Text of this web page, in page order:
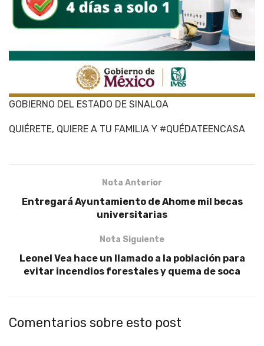
GOBIERNO DEL ESTADO DE SINALOA
QUIÉRETE, QUIERE A TU FAMILIA Y #QUÉDATEENCASA
Nota Anterior
Entregará Ayuntamiento de Ahome mil becas
universitarias
Nota Siguiente
Leonel Vea hace un llamado a la población para
evitar incendios forestales y quema de soca
Comentarios sobre esto post